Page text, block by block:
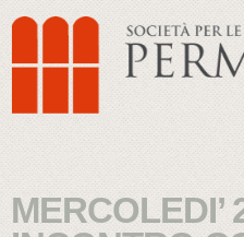
MERCOLEDI’